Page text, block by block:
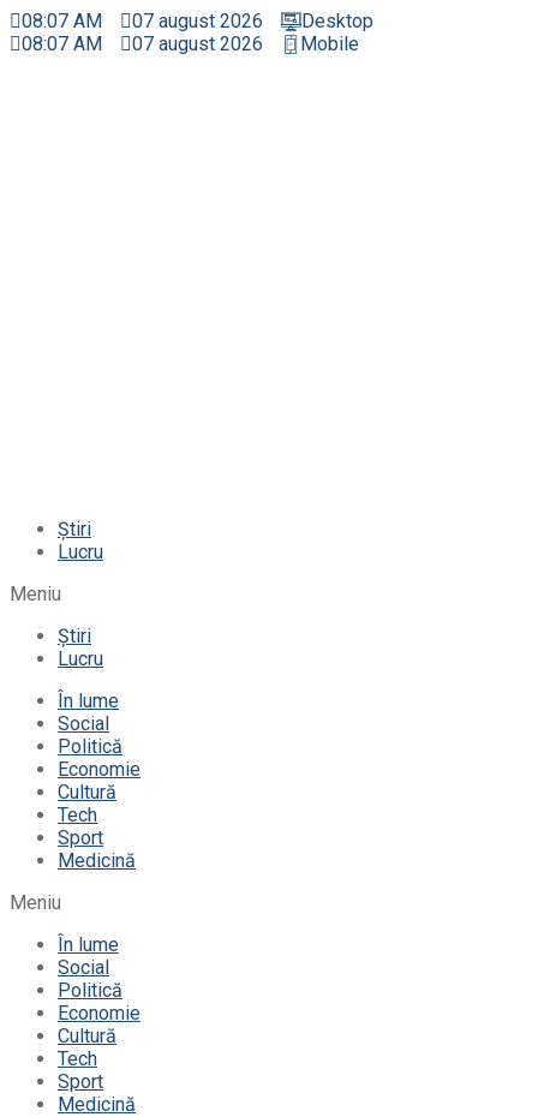
Sari
la
08:07 AM 07 august 2026
Desktop
08:07 AM
07 august 2026 Mobile
Știri
Lucru
Meniu
Știri
Lucru
În lume
Social
Politică
Economie
Cultură
Tech
Sport
Medicină
Meniu
În lume
Social
Politică
Economie
Cultură
Tech
Sport
Medicină